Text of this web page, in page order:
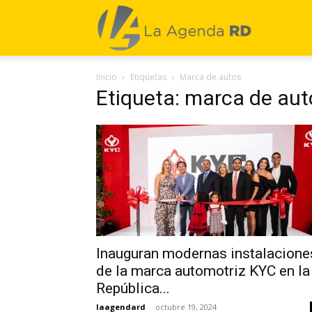
La
RD
Inicio Etiquetas Marca de autos
Etiqueta: marca de
Inauguran modernas
de la marca automotriz KYC en la
República...
laagendard - octubre 19, 2024